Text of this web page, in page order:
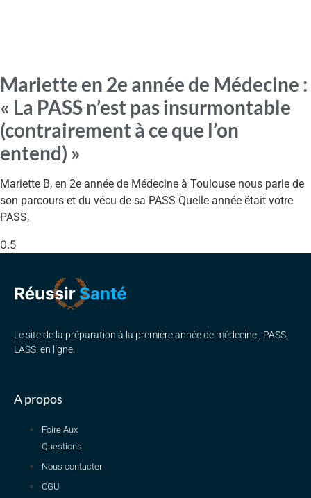
Mariette en 2e année de Médecine :
« La PASS n’est pas insurmontable
(contrairement à ce que l’on
entend) »
Mariette B, en 2e année de Médecine à Toulouse nous parle de
son parcours et du vécu de sa PASS Quelle année était votre
PASS,
Le site de la préparation à la première année de médecine , PASS,
LASS, en ligne.
A propos
Foire Aux
Questions
Nous contacter
CGU